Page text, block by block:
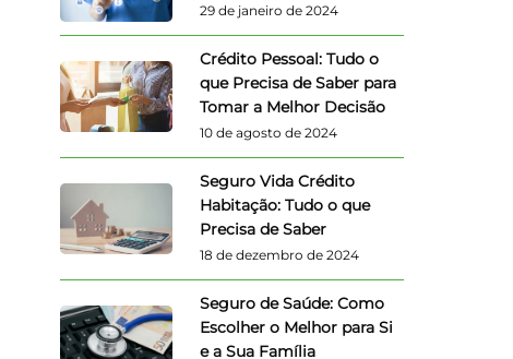
29 de janeiro de 2024
Crédito Pessoal: Tudo o
que Precisa de Saber para
Tomar a Melhor Decisão
10 de agosto de 2024
Seguro Vida Crédito
Habitação: Tudo o que
Precisa de Saber
18 de dezembro de 2024
Seguro de Saúde: Como
Escolher o Melhor para Si
e a Sua Família